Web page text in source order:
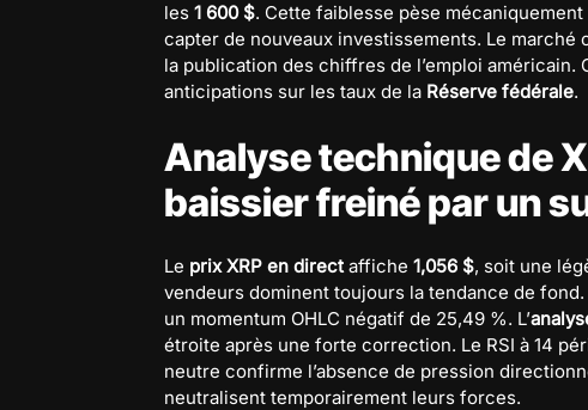
les 1 600 $. Cette faiblesse pèse
capter de nouveaux investissements. Le
la publication des chiffres de l’emploi
anticipations sur les taux de la Réserve fédérale.
Analyse technique de
baissier freiné par un
Le prix XRP en directaffiche 1,056 $, soit une
vendeurs dominent toujours la tendance de
un momentum OHLC négatif de 25,49 %. L’
étroite après une forte correction. Le RSI à 14
neutre confirme l’absence de pression
neutralisent temporairement leurs forces.